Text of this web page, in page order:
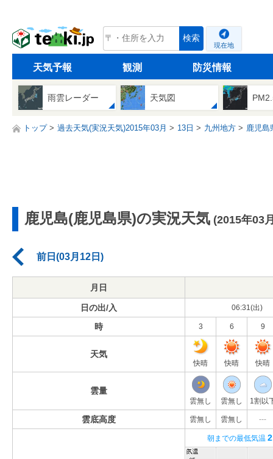
tenki.jp 検索
現在地
天気予報 観測 防災情報
雨雲レーダー 天気図
トップ 過去天気(実況天気)2015年03月 13日 九州地方 鹿児島
鹿児島(鹿児島県)の実況天気 (2015年03
前日(03月12日)
月日
日の出/入 06:31(出)
時 3 6 9
天気
快晴 快晴 快晴
雲量
雲無し 雲無し 1割以
雲底高度 雲無し 雲無し ---
朝までの最低気温